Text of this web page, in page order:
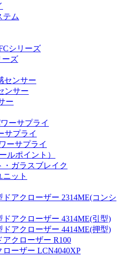
テム
シリーズ
ーズ
センサー
ンサー
ー
ーサプライ
サプライ
ーサプライ
ルポイント）
・ガラスブレイク
ット
アクローザー 2314ME(コンシ
アクローザー 4314ME(引型)
アクローザー 4414ME(押型)
クローザー R100
ーザー LCN4040XP